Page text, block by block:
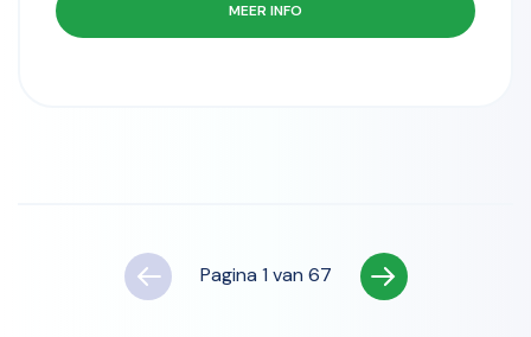
MEER INFO
Pagina 1 van 67